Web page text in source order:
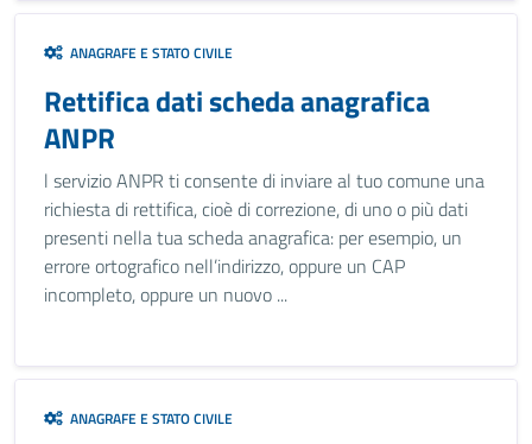
ANAGRAFE E STATO CIVILE
Rettifica dati scheda anagrafica
ANPR
l servizio ANPR ti consente di inviare al tuo comune una
richiesta di rettifica, cioè di correzione, di uno o più dati
presenti nella tua scheda anagrafica: per esempio, un
errore ortografico nell’indirizzo, oppure un CAP
incompleto, oppure un nuovo ...
ANAGRAFE E STATO CIVILE